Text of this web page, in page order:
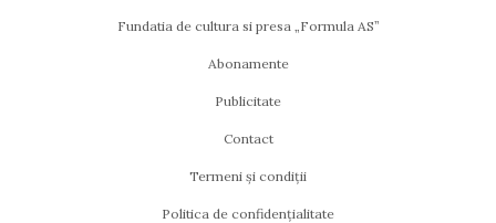
Fundatia de cultura si presa „Formula AS”
Abonamente
Publicitate
Contact
Termeni și condiții
Politica de confidențialitate